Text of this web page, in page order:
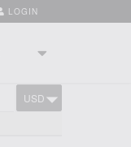
LOGIN
USD